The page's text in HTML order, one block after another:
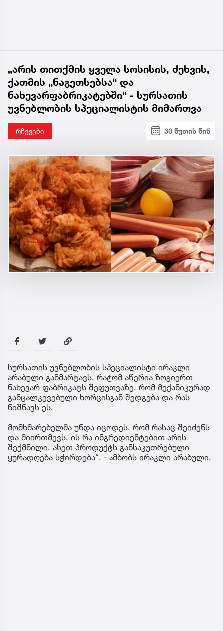
„არის თითქმის ყველა სოსისის, ძეხვის,
ქათმის „ნაგეთსებსა“ და
ნახევარფაბრიკატებში“ - სურსათის
უვნებლობის სპეციალისტის მიმართვა
რჩევები 30 წუთის წინ
სურსათის უვნებლობის სპეციალისტი ირაკლი
არაბული განმარტავს, რატომ აწერია ზოგიერთ
ნახევარ ფაბრიკატს შეფუთვაზე, რომ მექანიკურად
განცალკევებული ხორცისგან შედგება და რას
ნიშნავს ეს.
მომხმარებელმა უნდა იცოდეს, რომ რასაც შეიძენს
და მიირთმევს, ის რა ინგრედიენტებით არის
შექმნილი. ასეთ პროდუქტს განსაკუთრებული
ყურადღება სჭირდება“, - ამბობს ირაკლი არაბული.